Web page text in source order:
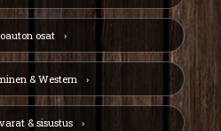
osat
& Western
& sisustus